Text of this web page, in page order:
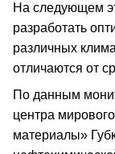
На следующем
разработать
различных
отличаются от
По данным
центра
материалы»